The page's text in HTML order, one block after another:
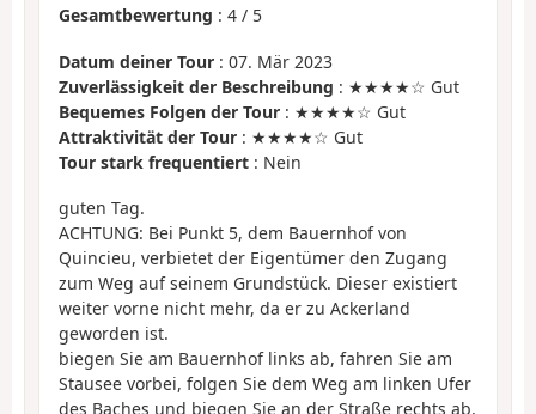
Gesamtbewertung : 4 / 5
Datum deiner Tour : 07. Mär 2023
Zuverlässigkeit der Beschreibung : ★★★★☆ Gut
Bequemes Folgen der Tour : ★★★★☆ Gut
Attraktivität der Tour : ★★★★☆ Gut
Tour stark frequentiert : Nein
guten Tag.
ACHTUNG: Bei Punkt 5, dem Bauernhof von
Quincieu, verbietet der Eigentümer den Zugang
zum Weg auf seinem Grundstück. Dieser existiert
weiter vorne nicht mehr, da er zu Ackerland
geworden ist.
biegen Sie am Bauernhof links ab, fahren Sie am
Stausee vorbei, folgen Sie dem Weg am linken Ufer
des Baches und biegen Sie an der Straße rechts ab,